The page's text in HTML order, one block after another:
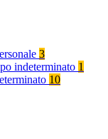
3
indeterminato 1
10